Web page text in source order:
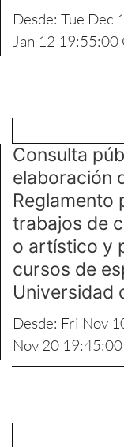
Desde: Tue Dec
Jan 12 19:55:00
Consulta
elaboración
Reglamento
trabajos de
o artístico y
cursos de
Universidad
Desde: Fri Nov
Nov 20